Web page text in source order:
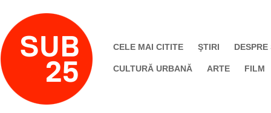
CELE MAI CITITE ŞTIRI DESPRE
CULTURĂ URBANĂ ARTE FILM